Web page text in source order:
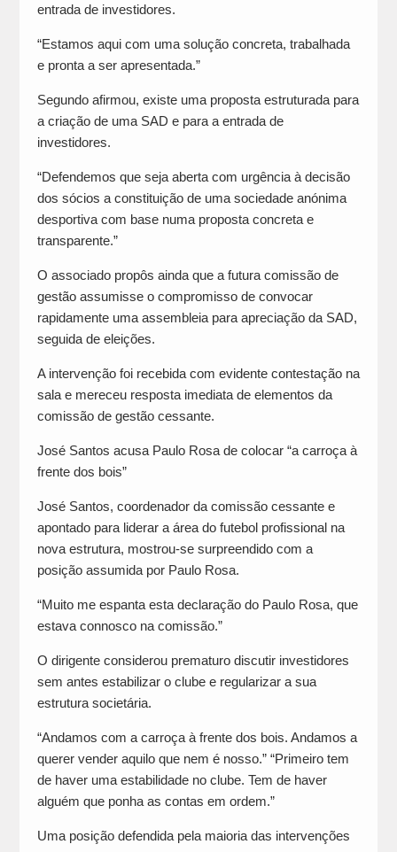
entrada de investidores.
“Estamos aqui com uma solução concreta, trabalhada
e pronta a ser apresentada.”
Segundo afirmou, existe uma proposta estruturada para
a criação de uma SAD e para a entrada de
investidores.
“Defendemos que seja aberta com urgência à decisão
dos sócios a constituição de uma sociedade anónima
desportiva com base numa proposta concreta e
transparente.”
O associado propôs ainda que a futura comissão de
gestão assumisse o compromisso de convocar
rapidamente uma assembleia para apreciação da SAD,
seguida de eleições.
A intervenção foi recebida com evidente contestação na
sala e mereceu resposta imediata de elementos da
comissão de gestão cessante.
José Santos acusa Paulo Rosa de colocar “a carroça à
frente dos bois”
José Santos, coordenador da comissão cessante e
apontado para liderar a área do futebol profissional na
nova estrutura, mostrou-se surpreendido com a
posição assumida por Paulo Rosa.
“Muito me espanta esta declaração do Paulo Rosa, que
estava connosco na comissão.”
O dirigente considerou prematuro discutir investidores
sem antes estabilizar o clube e regularizar a sua
estrutura societária.
“Andamos com a carroça à frente dos bois. Andamos a
querer vender aquilo que nem é nosso.” “Primeiro tem
de haver uma estabilidade no clube. Tem de haver
alguém que ponha as contas em ordem.”
Uma posição defendida pela maioria das intervenções